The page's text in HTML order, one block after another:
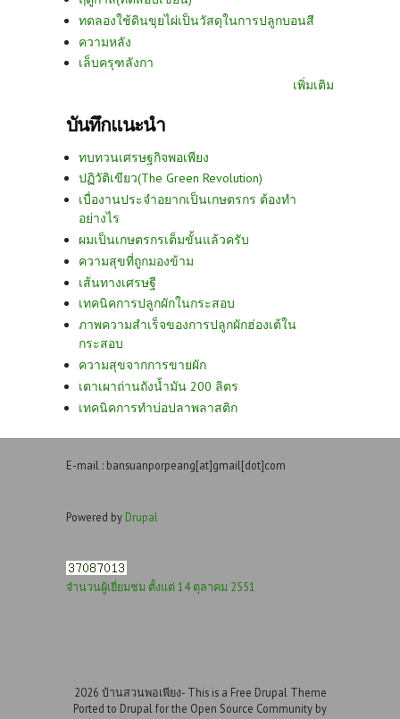
ทดลองใช้ดินขุยไผ่เป็นวัสดุในการปลูกบอนสี
ความหลัง
เล็บครุฑลังกา
เพิ่มเติม
บันทึกแนะนำ
ทบทวนเศรษฐกิจพอเพียง
ปฏิวัติเขียว(The Green Revolution)
เบื่องานประจำอยากเป็นเกษตรกร ต้องทำ
อย่างไร
ผมเป็นเกษตรกรเต็มขั้นแล้วครับ
ความสุขที่ถูกมองข้าม
เส้นทางเศรษฐี
เทคนิคการปลูกผักในกระสอบ
ภาพความสำเร็จของการปลูกผักฮ่องเต้ใน
กระสอบ
ความสุขจากการขายผัก
เตาเผาถ่านถังน้ำมัน 200 ลิตร
เทคนิคการทำบ่อปลาพลาสติก
E-mail : bansuanporpeang[at]gmail[dot]com
Powered by Drupal
จำนวนผู้เยี่ยมชม ตั้งแต่ 14 ตุลาคม 2551
2026 บ้านสวนพอเพียง- This is a Free Drupal Theme
Ported to Drupal for the Open Source Community by